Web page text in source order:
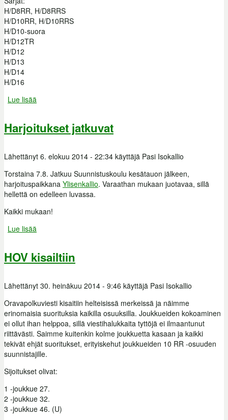
H/D8RR, H/D8RRS
H/D10RR, H/D10RRS
H/D10-suora
H/D12TR
H/D12
H/D13
H/D14
H/D16
Lue lisää
Harjoitukset jatkuvat
Lähettänyt 6. elokuu 2014 - 22:34 käyttäjä Pasi Isokallio
Torstaina 7.8. Jatkuu Suunnistuskoulu kesätauon jälkeen,
harjoituspaikkana Ylisenkallio. Varaathan mukaan juotavaa, sillä
hellettä on edelleen luvassa.
Kaikki mukaan!
Lue lisää
HOV kisailtiin
Lähettänyt 30. heinäkuu 2014 - 9:46 käyttäjä Pasi Isokallio
Oravapolkuviesti kisaitiin helteisissä merkeissä ja näimme
erinomaisia suorituksia kaikilla osuuksilla. Joukkueiden kokoaminen
ei ollut ihan helppoa, sillä viestihalukkaita tyttöjä ei ilmaantunut
riittävästi. Saimme kuitenkin kolme joukkuetta kasaan ja kaikki
tekivät ehjät suoritukset, erityiskehut joukkueiden 10 RR -osuuden
suunnistajille.
Sijoitukset olivat:
1 -joukkue 27.
2 -joukkue 32.
3 -joukkue 46. (U)